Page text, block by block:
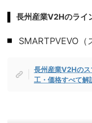
長州産業V2Hのライ
SMARTPVEVO（
長州産業V2Hの
工・価格すべて解